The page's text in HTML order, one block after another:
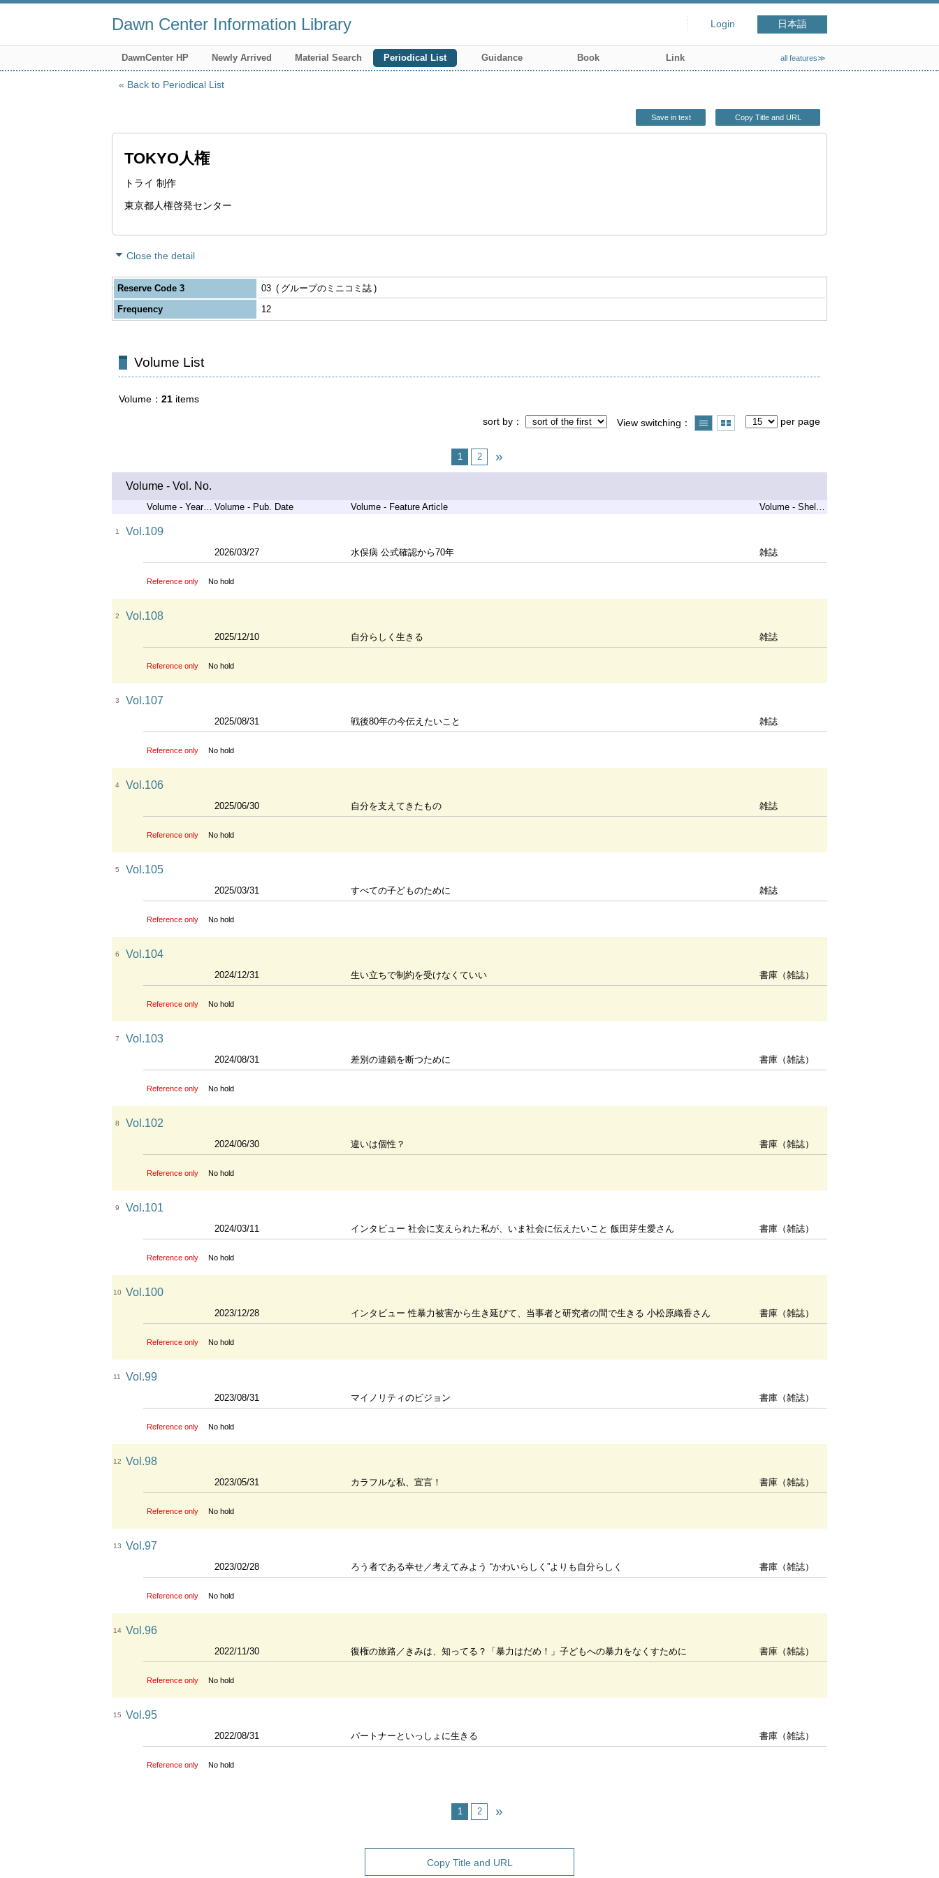
Dawn Center Information Library Login 日本語
DawnCenter HP Newly Arrived Material Search Periodical List Guidance Book Link all features≫
Back to Periodical List
Save in text Copy Title and URL
TOKYO人権
トライ 制作
東京都人権啓発センター
Close the detail
Reserve Code 3 03
グループのミニコミ誌
Frequency
12
Volume List
Volume 21 items
sort by
View switching per page
1 2
Volume - Vol. No.
Volume - Years of Serial Volume - Pub. Date Volume - Feature Article Volume - Shelf Code
1 Vol.109
2026/03/27 水俣病 公式確認から70年 雑誌
Reference only No hold
2 Vol.108
2025/12/10 自分らしく生きる 雑誌
Reference only No hold
3 Vol.107
2025/08/31 戦後80年の今伝えたいこと 雑誌
Reference only No hold
4 Vol.106
2025/06/30 自分を支えてきたもの 雑誌
Reference only No hold
5 Vol.105
2025/03/31 すべての子どものために 雑誌
Reference only No hold
6 Vol.104
2024/12/31 生い立ちで制約を受けなくていい 書庫（雑誌）
Reference only No hold
7 Vol.103
2024/08/31 差別の連鎖を断つために 書庫（雑誌）
Reference only No hold
8 Vol.102
2024/06/30 違いは個性？ 書庫（雑誌）
Reference only No hold
9 Vol.101
2024/03/11 インタビュー 社会に支えられた私が、いま社会に伝えたいこと 飯田芽生愛さん 書庫（雑誌）
Reference only No hold
10 Vol.100
2023/12/28 インタビュー 性暴力被害から生き延びて、当事者と研究者の間で生きる 小松原織香さん 書庫（雑誌）
Reference only No hold
11 Vol.99
2023/08/31 マイノリティのビジョン 書庫（雑誌）
Reference only No hold
12 Vol.98
2023/05/31 カラフルな私、宣言！ 書庫（雑誌）
Reference only No hold
13 Vol.97
2023/02/28 ろう者である幸せ／考えてみよう “かわいらしく”よりも自分らしく 書庫（雑誌）
Reference only No hold
14 Vol.96
2022/11/30 復権の旅路／きみは、知ってる？「暴力はだめ！」子どもへの暴力をなくすために 書庫（雑誌）
Reference only No hold
15 Vol.95
2022/08/31 パートナーといっしょに生きる 書庫（雑誌）
Reference only No hold
1 2
Copy Title and URL